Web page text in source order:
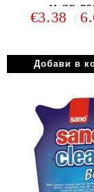
И ДР.
€3.38